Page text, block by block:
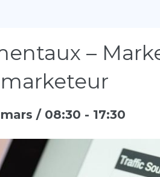
–
marketeur
mars / 08:30 - 17:30